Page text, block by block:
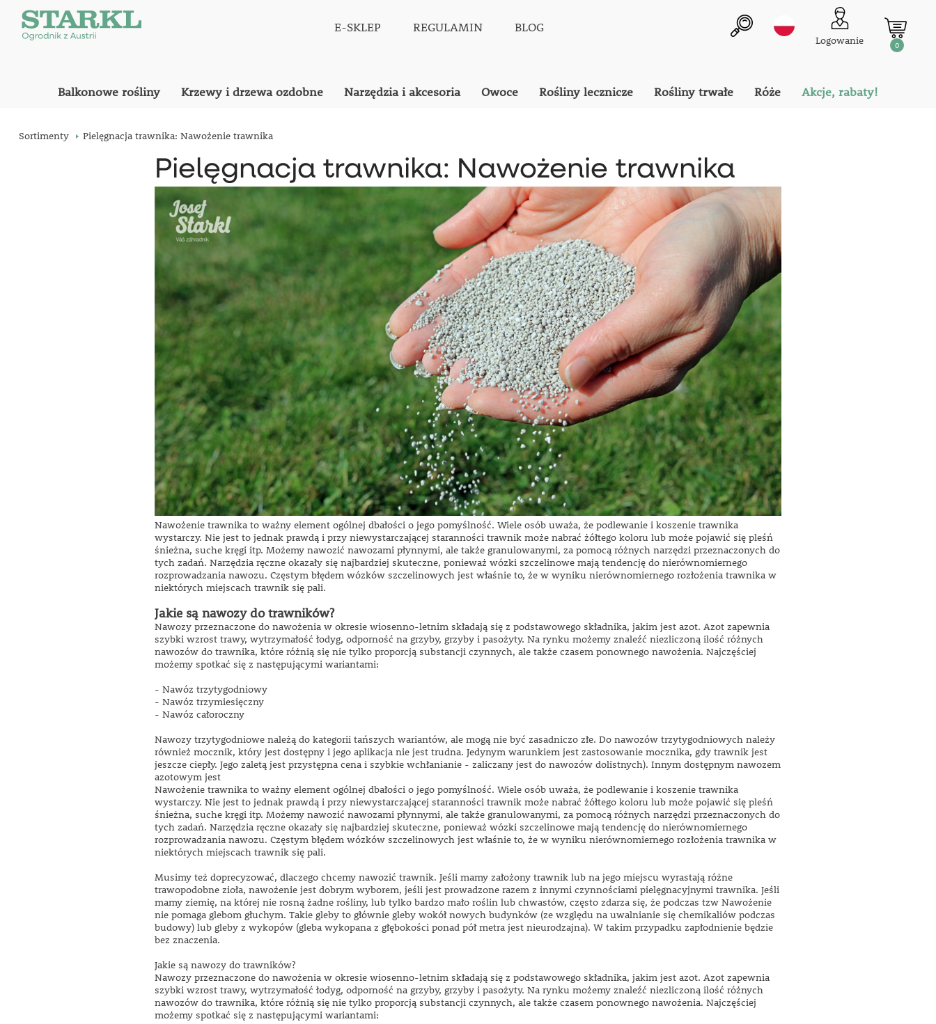
E-SKLEP REGULAMIN BLOG
Logowanie 0
Balkonowe rośliny Krzewy i drzewa ozdobne Narzędzia i akcesoria Owoce Rośliny lecznicze Rośliny trwałe Róże Akcje, rabaty!
Sortimenty Pielęgnacja trawnika: Nawożenie trawnika
Pielęgnacja trawnika: Nawożenie trawnika
Nawożenie trawnika to ważny element ogólnej dbałości o jego pomyślność. Wiele osób uważa, że ​​podlewanie i koszenie trawnika
wystarczy. Nie jest to jednak prawdą i przy niewystarczającej staranności trawnik może nabrać żółtego koloru lub może pojawić się pleśń
śnieżna, suche kręgi itp. Możemy nawozić nawozami płynnymi, ale także granulowanymi, za pomocą różnych narzędzi przeznaczonych do
tych zadań. Narzędzia ręczne okazały się najbardziej skuteczne, ponieważ wózki szczelinowe mają tendencję do nierównomiernego
rozprowadzania nawozu. Częstym błędem wózków szczelinowych jest właśnie to, że w wyniku nierównomiernego rozłożenia trawnika w
niektórych miejscach trawnik się pali.
Jakie są nawozy do trawników?
Nawozy przeznaczone do nawożenia w okresie wiosenno-letnim składają się z podstawowego składnika, jakim jest azot. Azot zapewnia
szybki wzrost trawy, wytrzymałość łodyg, odporność na grzyby, grzyby i pasożyty. Na rynku możemy znaleźć niezliczoną ilość różnych
nawozów do trawnika, które różnią się nie tylko proporcją substancji czynnych, ale także czasem ponownego nawożenia. Najczęściej
możemy spotkać się z następującymi wariantami:
- Nawóz trzytygodniowy
- Nawóz trzymiesięczny
- Nawóz całoroczny
Nawozy trzytygodniowe należą do kategorii tańszych wariantów, ale mogą nie być zasadniczo złe. Do nawozów trzytygodniowych należy
również mocznik, który jest dostępny i jego aplikacja nie jest trudna. Jedynym warunkiem jest zastosowanie mocznika, gdy trawnik jest
jeszcze ciepły. Jego zaletą jest przystępna cena i szybkie wchłanianie - zaliczany jest do nawozów dolistnych). Innym dostępnym nawozem
azotowym jest
Nawożenie trawnika to ważny element ogólnej dbałości o jego pomyślność. Wiele osób uważa, że ​​podlewanie i koszenie trawnika
wystarczy. Nie jest to jednak prawdą i przy niewystarczającej staranności trawnik może nabrać żółtego koloru lub może pojawić się pleśń
śnieżna, suche kręgi itp. Możemy nawozić nawozami płynnymi, ale także granulowanymi, za pomocą różnych narzędzi przeznaczonych do
tych zadań. Narzędzia ręczne okazały się najbardziej skuteczne, ponieważ wózki szczelinowe mają tendencję do nierównomiernego
rozprowadzania nawozu. Częstym błędem wózków szczelinowych jest właśnie to, że w wyniku nierównomiernego rozłożenia trawnika w
niektórych miejscach trawnik się pali.
Musimy też doprecyzować, dlaczego chcemy nawozić trawnik. Jeśli mamy założony trawnik lub na jego miejscu wyrastają różne
trawopodobne zioła, nawożenie jest dobrym wyborem, jeśli jest prowadzone razem z innymi czynnościami pielęgnacyjnymi trawnika. Jeśli
mamy ziemię, na której nie rosną żadne rośliny, lub tylko bardzo mało roślin lub chwastów, często zdarza się, że podczas tzw Nawożenie
nie pomaga glebom głuchym. Takie gleby to głównie gleby wokół nowych budynków (ze względu na uwalnianie się chemikaliów podczas
budowy) lub gleby z wykopów (gleba wykopana z głębokości ponad pół metra jest nieurodzajna). W takim przypadku zapłodnienie będzie
bez znaczenia.
Jakie są nawozy do trawników?
Nawozy przeznaczone do nawożenia w okresie wiosenno-letnim składają się z podstawowego składnika, jakim jest azot. Azot zapewnia
szybki wzrost trawy, wytrzymałość łodyg, odporność na grzyby, grzyby i pasożyty. Na rynku możemy znaleźć niezliczoną ilość różnych
nawozów do trawnika, które różnią się nie tylko proporcją substancji czynnych, ale także czasem ponownego nawożenia. Najczęściej
możemy spotkać się z następującymi wariantami: